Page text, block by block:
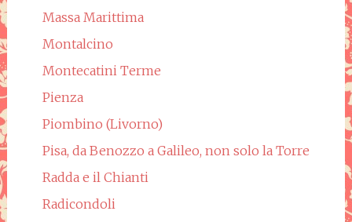
Massa Marittima
Montalcino
Montecatini Terme
Pienza
Piombino (Livorno)
Pisa, da Benozzo a Galileo, non solo la Torre
Radda e il Chianti
Radicondoli